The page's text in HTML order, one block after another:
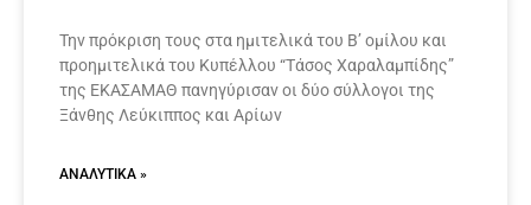
Την πρόκριση τους στα ημιτελικά του Β’ ομίλου και
προημιτελικά του Κυπέλλου “Τάσος Χαραλαμπίδης”
της ΕΚΑΣΑΜΑΘ πανηγύρισαν οι δύο σύλλογοι της
Ξάνθης Λεύκιππος και Αρίων
ΑΝΑΛΥΤΙΚΆ »